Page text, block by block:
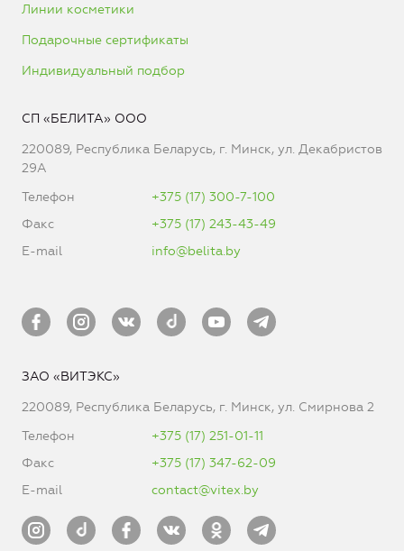
Линии косметики
Подарочные сертификаты
Индивидуальный подбор
СП «БЕЛИТА» ООО
220089, Республика Беларусь, г. Минск, ул. Декабристов
29А
Телефон
+375 (17) 300-7-100
Факс
+375 (17) 243-43-49
E-mail
info@belita.by
ЗАО «ВИТЭКС»
220089, Республика Беларусь, г. Минск, ул. Смирнова 2
Телефон
+375 (17) 251-01-11
Факс
+375 (17) 347-62-09
E-mail
contact@vitex.by